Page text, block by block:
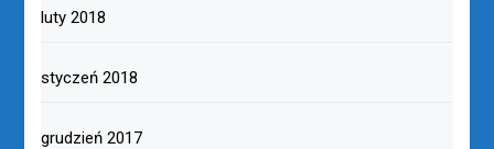
luty 2018
styczeń 2018
grudzień 2017